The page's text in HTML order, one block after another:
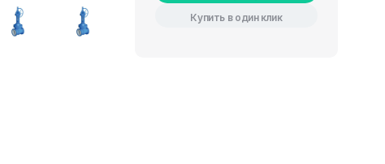
Купить в один клик